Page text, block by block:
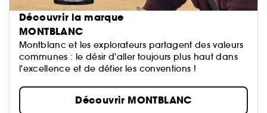
Découvrir la marque
MONTBLANC
Montblanc et les explorateurs partagent des valeurs
communes : le désir d'aller toujours plus haut dans
l'excellence et de défier les conventions !
Découvrir MONTBLANC